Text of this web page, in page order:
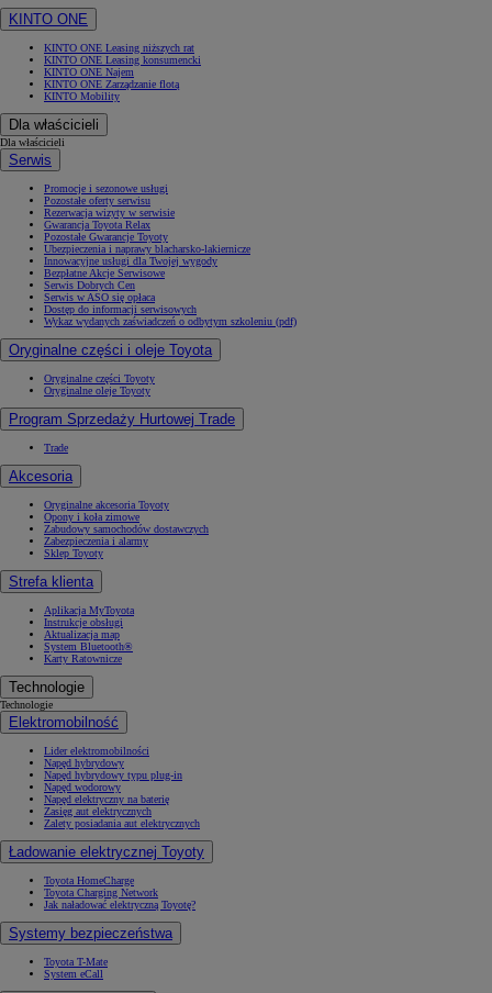
KINTO ONE
KINTO ONE Leasing niższych rat
KINTO ONE Leasing konsumencki
KINTO ONE Najem
KINTO ONE Zarządzanie flotą
KINTO Mobility
Dla właścicieli
Dla właścicieli
Serwis
Promocje i sezonowe usługi
Pozostałe oferty serwisu
Rezerwacja wizyty w serwisie
Gwarancja Toyota Relax
Pozostałe Gwarancje Toyoty
Ubezpieczenia i naprawy blacharsko-lakiernicze
Innowacyjne usługi dla Twojej wygody
Bezpłatne Akcje Serwisowe
Serwis Dobrych Cen
Serwis w ASO się opłaca
Dostęp do informacji serwisowych
Wykaz wydanych zaświadczeń o odbytym szkoleniu (pdf)
Oryginalne części i oleje Toyota
Oryginalne części Toyoty
Oryginalne oleje Toyoty
Program Sprzedaży Hurtowej Trade
Trade
Akcesoria
Oryginalne akcesoria Toyoty
Opony i koła zimowe
Zabudowy samochodów dostawczych
Zabezpieczenia i alarmy
Sklep Toyoty
Strefa klienta
Aplikacja MyToyota
Instrukcje obsługi
Aktualizacja map
System Bluetooth®
Karty Ratownicze
Technologie
Technologie
Elektromobilność
Lider elektromobilności
Napęd hybrydowy
Napęd hybrydowy typu plug-in
Napęd wodorowy
Napęd elektryczny na baterię
Zasięg aut elektrycznych
Zalety posiadania aut elektrycznych
Ładowanie elektrycznej Toyoty
Toyota HomeCharge
Toyota Charging Network
Jak naładować elektryczną Toyotę?
Systemy bezpieczeństwa
Toyota T-Mate
System eCall